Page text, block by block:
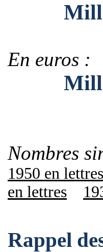
Mille-
En euros :
Mille
Nombres
1950 en lettres
en lettres
Rappel